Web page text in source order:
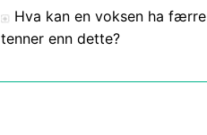
Hva kan en voksen ha færre
tenner enn dette?